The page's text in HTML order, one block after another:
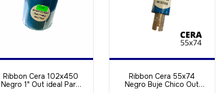
Ribbon Cera 102x450
Negro 1" Out ideal Para
Ribbon Cera 55x74
Negro Buje Chico Out